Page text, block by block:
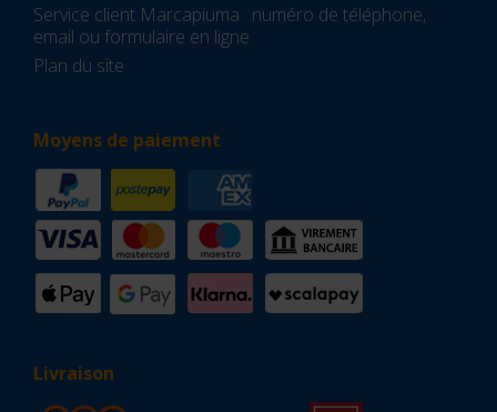
Service client Marcapiuma : numéro de téléphone,
email ou formulaire en ligne
Plan du site
Moyens de paiement
Livraison